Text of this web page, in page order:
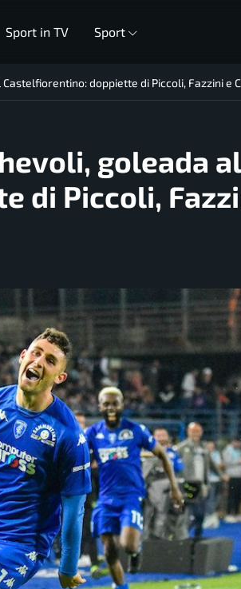
Sport in TV Sport
doppiette di Piccoli, Fazzini e
goleada al
di Piccoli,